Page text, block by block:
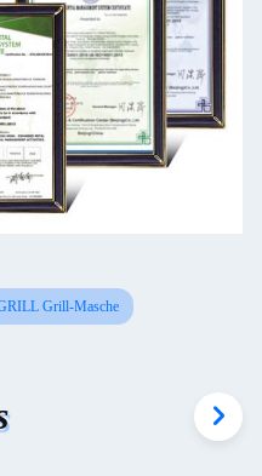
Grill-Masche